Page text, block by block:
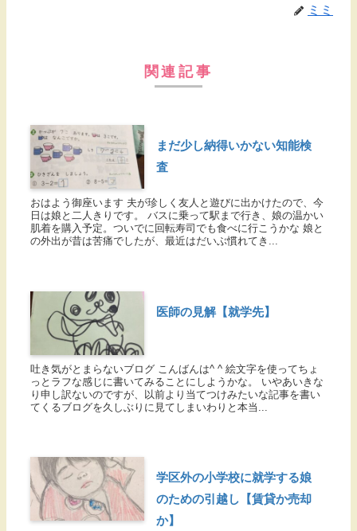
ミミ
関連記事
まだ少し納得いかない知能検
査
おはよう御座います 夫が珍しく友人と遊びに出かけたので、今
日は娘と二人きりです。 バスに乗って駅まで行き、娘の温かい
肌着を購入予定。ついでに回転寿司でも食べに行こうかな 娘と
の外出が昔は苦痛でしたが、最近はだいぶ慣れてき...
医師の見解【就学先】
吐き気がとまらないブログ こんばんは^ ^ 絵文字を使ってちょ
っとラフな感じに書いてみることにしようかな。 いやあいきな
り申し訳ないのですが、以前より当てつけみたいな記事を書い
てくるブログを久しぶりに見てしまいわりと本当...
学区外の小学校に就学する娘
のための引越し【賃貸か売却
か】